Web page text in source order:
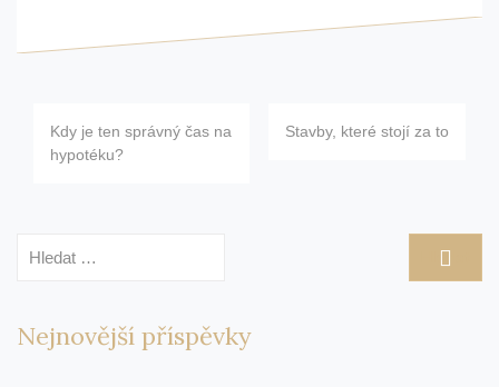
Navigace
pro
Kdy je ten správný čas na
hypotéku?
Stavby, které stojí za to
Nejnovější příspěvky